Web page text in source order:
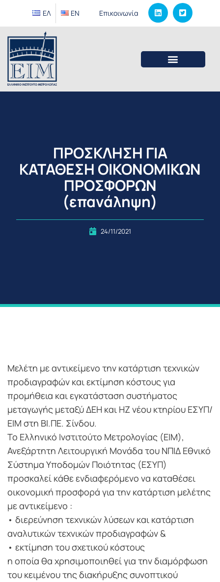
ΕΛ EΝ Επικοινωνία
ΠΡΟΣΚΛΗΣΗ ΓΙΑ
ΚΑΤΑΘΕΣΗ ΟΙΚΟΝΟΜΙΚΩΝ
ΠΡΟΣΦΟΡΩΝ
(επανάληψη)
24/11/2021
Μελέτη με αντικείμενο την κατάρτιση τεχνικών
προδιαγραφών και εκτίμηση κόστους για
προμήθεια και εγκατάσταση συστήματος
μεταγωγής μεταξύ ΔΕΗ και ΗΖ νέου κτηρίου ΕΣΥΠ/
ΕΙΜ στη ΒΙ.ΠΕ. Σίνδου.
Το Ελληνικό Ινστιτούτο Μετρολογίας (ΕΙΜ),
Ανεξάρτητη Λειτουργική Μονάδα του ΝΠΙΔ Εθνικό
Σύστημα Υποδομών Ποιότητας (ΕΣΥΠ)
προσκαλεί κάθε ενδιαφερόμενο να καταθέσει
οικονομική προσφορά για την κατάρτιση μελέτης
με αντικείμενο :
• διερεύνηση τεχνικών λύσεων και κατάρτιση
αναλυτικών τεχνικών προδιαγραφών &
• εκτίμηση του σχετικού κόστους
η οποία θα χρησιμοποιηθεί για την διαμόρφωση
του κειμένου της διακήρυξης συνοπτικού